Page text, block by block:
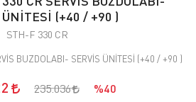
ÜNİTESİ (+40 / +90 )
STH-F 330 CR
BUZDOLABI- SERVİS ÜNİTESİ (+40 / +90 )
235.036 %40